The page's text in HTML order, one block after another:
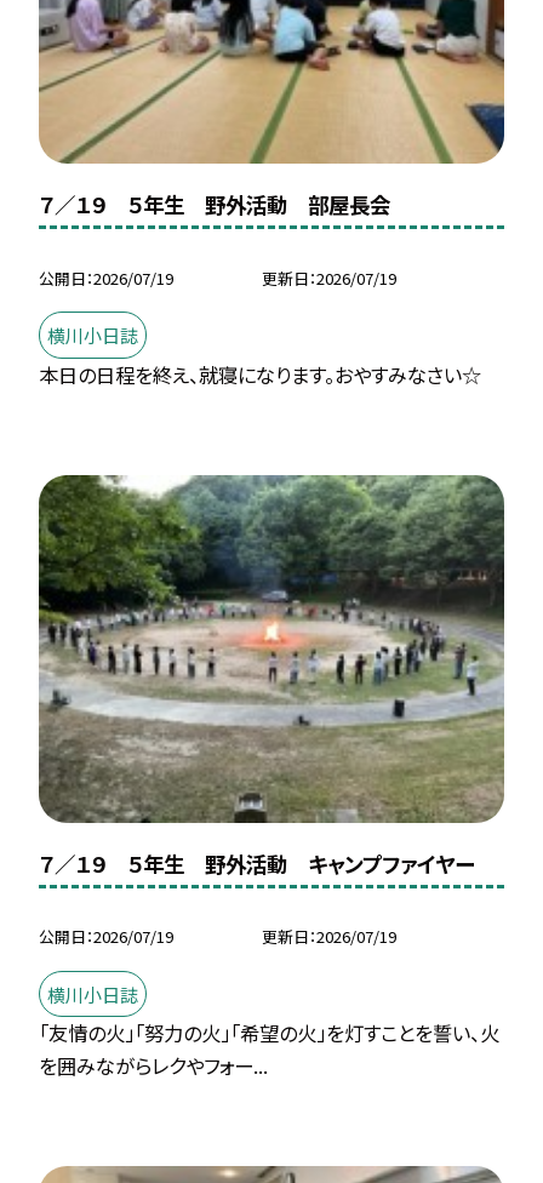
７／１９ ５年生 野外活動 部屋長会
公開日 2026/07/19 更新日 2026/07/19
横川小日誌
本日の日程を終え、就寝になります。おやすみなさい☆
７／１９ ５年生 野外活動 キャンプファイヤー
公開日 2026/07/19 更新日 2026/07/19
横川小日誌
「友情の火」「努力の火」「希望の火」を灯すことを誓い、火
を囲みながらレクやフォー...